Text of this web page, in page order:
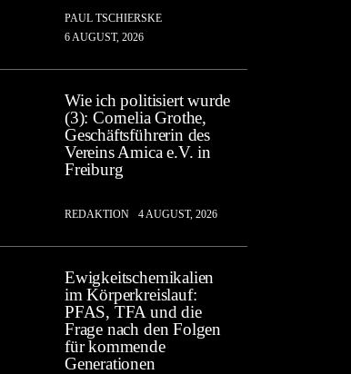
PAUL TSCHIERSKE
6 AUGUST, 2026
Wie ich politisiert wurde
(3): Cornelia Grothe,
Geschäftsführerin des
Vereins Amica e.V. in
Freiburg
REDAKTION 4 AUGUST, 2026
Ewigkeitschemikalien
im Körperkreislauf:
PFAS, TFA und die
Frage nach den Folgen
für kommende
Generationen